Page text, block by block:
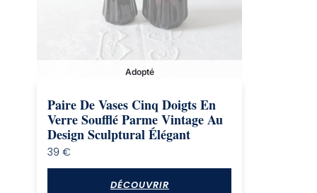
Adopté
Paire De Vases Cinq Doigts En
Verre Soufflé Parme Vintage Au
Design Sculptural Élégant
39€
DÉCOUVRIR